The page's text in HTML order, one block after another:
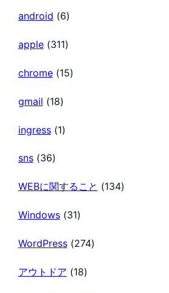
android (6)
apple(311)
chrome(15)
gmail (18)
ingress(1)
sns(36)
WEBに関すること (134)
Windows(31)
WordPress(274)
アウトドア (18)